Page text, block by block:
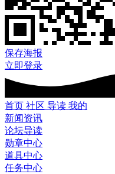
保存海报
立即登录
首页 社区 导读 我的
新闻资讯
论坛导读
勋章中心
道具中心
任务中心